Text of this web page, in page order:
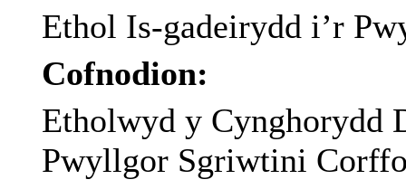
Ethol Is-gadeirydd i’r
Cofnodion:
Etholwyd y Cynghorydd
Pwyllgor Sgriwtini